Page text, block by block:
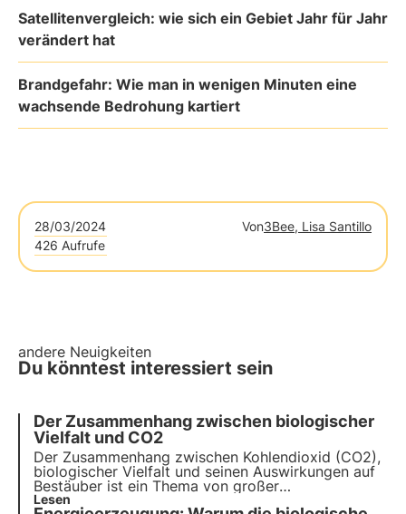
Satellitenvergleich: wie sich ein Gebiet Jahr für Jahr
verändert hat
Brandgefahr: Wie man in wenigen Minuten eine
wachsende Bedrohung kartiert
28/03/2024 Von3Bee, Lisa Santillo
426 Aufrufe
andere Neuigkeiten
Du könntest interessiert sein
Der Zusammenhang zwischen biologischer
Vielfalt und CO2
Der Zusammenhang zwischen Kohlendioxid (CO2),
biologischer Vielfalt und seinen Auswirkungen auf
Bestäuber ist ein Thema von großer
wissenschaftlicher und ökologischer Relevanz, da
Lesen